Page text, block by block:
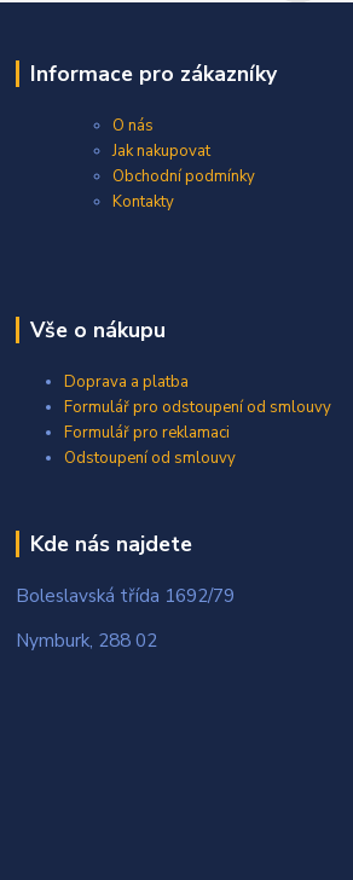
Informace pro zákazníky
O nás
Jak nakupovat
Obchodní podmínky
Kontakty
Vše o nákupu
Doprava a platba
Formulář pro odstoupení od smlouvy
Formulář pro reklamaci
Odstoupení od smlouvy
Kde nás najdete
Boleslavská třída 1692/79
Nymburk, 288 02